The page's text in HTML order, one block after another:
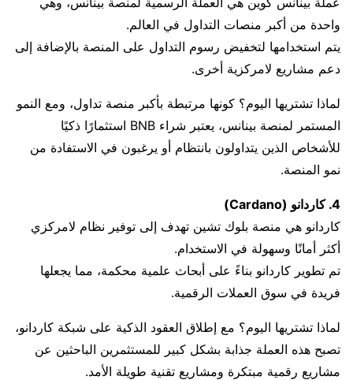
واحدة من أكبر منصات التداول في العالم.
يتم استخدامها لتخفيض رسوم التداول على المنصة بالإضافة إلى
دعم مشاريع لامركزية أخرى.
لماذا تشتريها اليوم؟ كونها مرتبطة بأكبر منصة تداول، ومع النمو
المستمر لمنصة بينانس، يعتبر شراء BNB استثمارًا ذكيًا
للأشخاص الذين يتداولون بانتظام أو يرغبون في الاستفادة من
نمو المنصة.
4. كاردانو (Cardano)
كاردانو هي منصة بلوك تشين تهدف إلى توفير نظام لامركزي
أكثر أمانًا وسهولة في الاستخدام.
تم تطوير كاردانو بناءً على أبحاث علمية محكمة، مما يجعلها
فريدة في سوق العملات الرقمية.
لماذا تشتريها اليوم؟ مع إطلاق العقود الذكية على شبكة كاردانو،
تصبح هذه العملة جذابة بشكل كبير للمستثمرين الباحثين عن
مشاريع رقمية مبتكرة ومشاريع تقنية طويلة الأمد.